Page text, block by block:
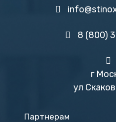
8 (800)
г
ул
Партнерам